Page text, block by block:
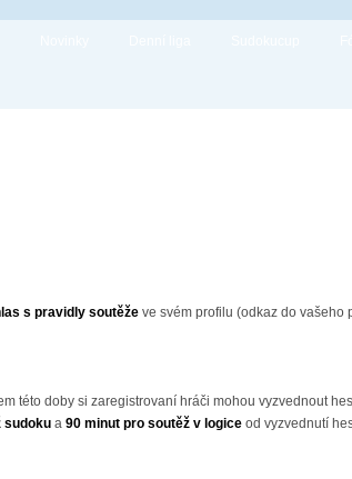
s pravidly soutěže ve svém profilu (odkaz do vašeho
této doby si zaregistrovaní hráči mohou vyzvednout
sudoku a 90 minut pro soutěž v logice od vyzvednutí